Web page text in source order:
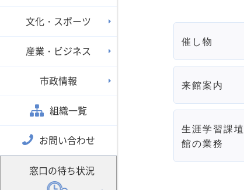
文化・スポーツ
産業・ビジネス
市政情報
組織一覧
お問い合わせ
窓口の待ち状況
催し物
来館案内
生涯学習課
館の業務